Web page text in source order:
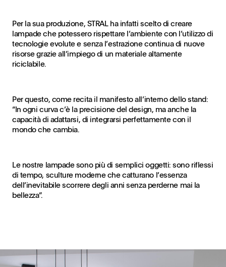
Per la sua produzione, STRAL ha infatti scelto di creare
lampade che potessero rispettare l’ambiente con l’utilizzo di
tecnologie evolute e senza l’estrazione continua di nuove
risorse grazie all’impiego di un materiale altamente
riciclabile.
Per questo, come recita il manifesto all’interno dello stand:
“In ogni curva c’è la precisione del design, ma anche la
capacità di adattarsi, di integrarsi perfettamente con il
mondo che cambia.
Le nostre lampade sono più di semplici oggetti: sono riflessi
di tempo, sculture moderne che catturano l’essenza
dell’inevitabile scorrere degli anni senza perderne mai la
bellezza”.